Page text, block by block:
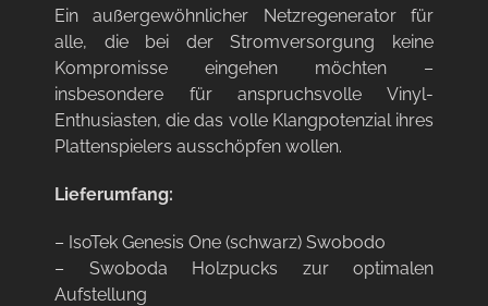
Ein außergewöhnlicher Netzregenerator für
alle, die bei der Stromversorgung keine
Kompromisse eingehen möchten –
insbesondere für anspruchsvolle Vinyl-
Enthusiasten, die das volle Klangpotenzial ihres
Plattenspielers ausschöpfen wollen.
Lieferumfang:
– IsoTek Genesis One (schwarz) Swobodo
– Swoboda Holzpucks zur optimalen
Aufstellung